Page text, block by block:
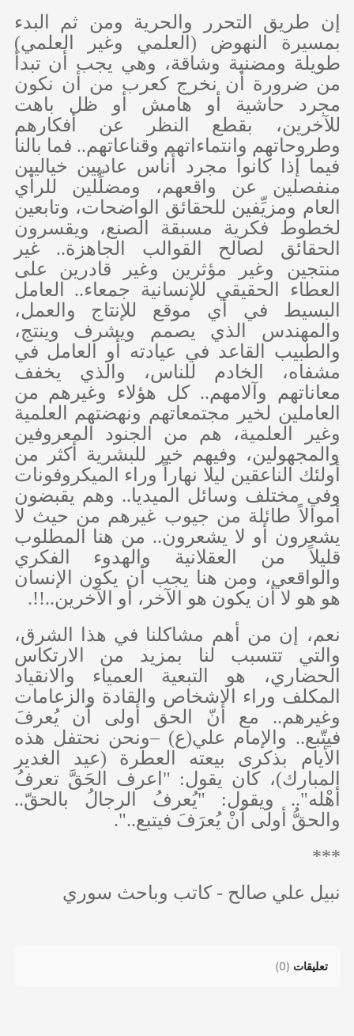
إن طريق التحرر والحرية ومن ثم البدء
بمسيرة النهوض (العلمي وغير العلمي)
طويلة ومضنية وشاقة، وهي يجب أن تبدأ
من ضرورة أن نخرج كعرب من أن نكون
مجرد حاشية أو هامش أو ظل باهت
للآخرين، بقطع النظر عن أفكارهم
وطروحاتهم وانتماءاتهم وقناعاتهم.. فما بالنا
فيما إذا كانوا مجرد أناس عاديين خياليين
منفصلين عن واقعهم، ومضلِّلين للرأي
العام ومزيِّفين للحقائق الواضحات، وتابعين
لخطوط فكرية مسبقة الصنع، ويقسرون
الحقائق لصالح القوالب الجاهزة.. غير
منتجين وغير مؤثرين وغير قادرين على
العطاء الحقيقي للإنسانية جمعاء.. العامل
البسيط في أي موقع للإنتاج والعمل،
والمهندس الذي يصمم ويشرف وينتج،
والطبيب القاعد في عيادته أو العامل في
مشفاه، الخادم للناس، والذي يخفف
معاناتهم وآلامهم.. كل هؤلاء وغيرهم من
العاملين لخير مجتمعاتهم ونهضتهم العلمية
وغير العلمية، هم من الجنود المعروفين
والمجهولين، وفيهم خير للبشرية أكثر من
أولئك الناعقين ليلا نهاراً وراء الميكروفونات
وفي مختلف وسائل الميديا.. وهم يقبضون
أموالاً طائلة من جيوب غيرهم من حيث لا
يشعرون أو لا يشعرون.. من هنا المطلوب
قليلاً من العقلانية والهدوء الفكري
والواقعي، ومن هنا يجب أن يكون الإنسان
هو هو لا أن يكون هو الآخر، أو الآخرين..!!.
نعم، إن من أهم مشاكلنا في هذا الشرق،
والتي تتسبب لنا بمزيد من الارتكاس
الحضاري، هو التبعية العمياء والانقياد
المكلف وراء الاشخاص والقادة والزعامات
وغيرهم.. مع أنّ الحق أولى أن يُعرفَ
فيتّبع.. والإمام علي(ع) –ونحن نحتفل هذه
الأيام بذكرى بيعته العطرة (عيد الغدير
المبارك)، كان يقول: "اعرف الحَقَّ تعرفُ
أهْله".. ويقول: "يُعرفُ الرجالُ بالحقّ..
والحقُّ أولى أنْ يُعرَفَ فيتبع..".
***
نبيل علي صالح -كاتب وباحث سوري
تعليقات (
0
)